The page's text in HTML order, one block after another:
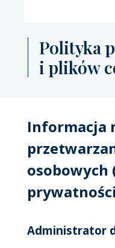
Polityka
i plików
Informacja
osobowych
Administrator